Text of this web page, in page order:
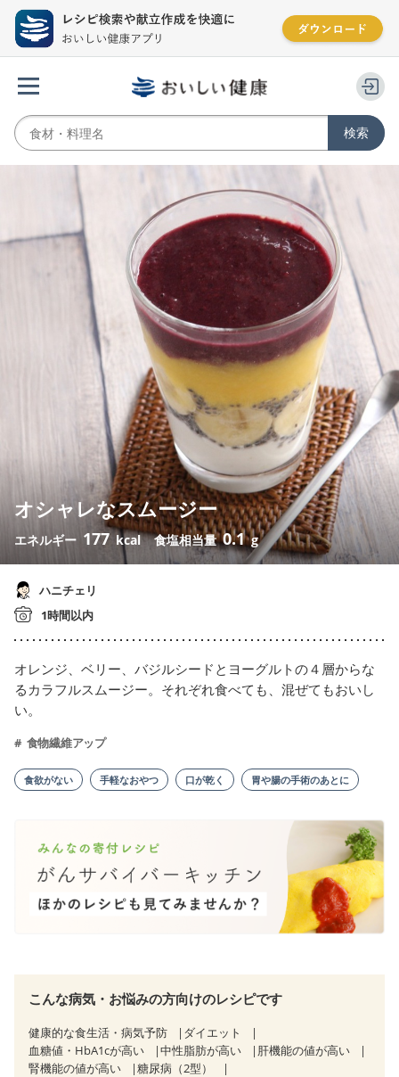
オシャレなスムージー
エネルギー 177 kcal 食塩相当量0.1 g
ハニチェリ
1時間以内
オレンジ、ベリー、バジルシードとヨーグルトの４層からな
るカラフルスムージー。それぞれ食べても、混ぜてもおいし
い。
食物繊維アップ
食欲がない 手軽なおやつ 口が乾く 胃や腸の手術のあとに
こんな病気・お悩みの方向けのレシピです
健康的な食生活・病気予防
ダイエット
血糖値・HbA1cが高い
中性脂肪が高い
肝機能の値が高い
腎機能の値が高い
糖尿病（2型）